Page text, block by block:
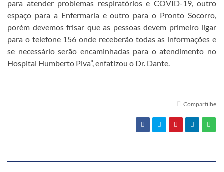
para atender problemas respiratórios e COVID-19, outro
espaço para a Enfermaria e outro para o Pronto Socorro,
porém devemos frisar que as pessoas devem primeiro ligar
para o telefone 156 onde receberão todas as informações e
se necessário serão encaminhadas para o atendimento no
Hospital Humberto Piva”, enfatizou o Dr. Dante.
Compartilhe